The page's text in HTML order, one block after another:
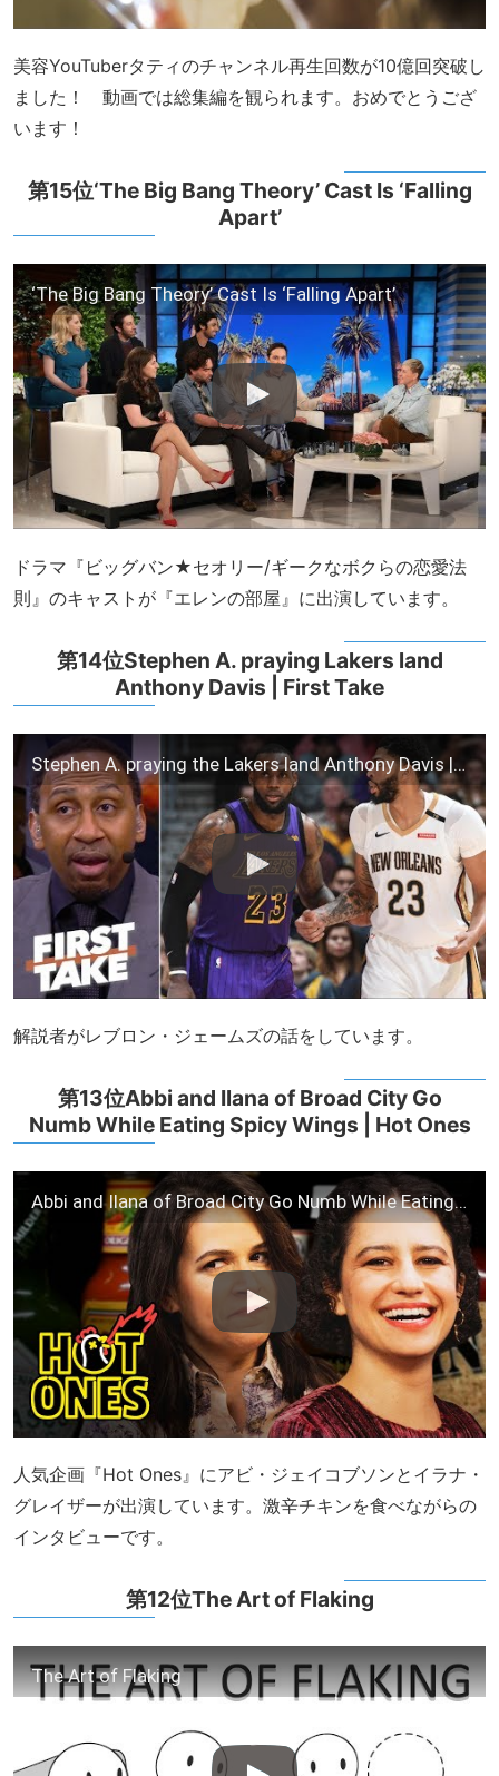
美容YouTuberタティのチャンネル再生回数が10億回突破し
ました！ 動画では総集編を観られます。おめでとうござ
います！
第15位‘The Big Bang Theory’ Cast Is ‘Falling
Apart’
‘The Big Bang Theory’ Cast Is ‘Falling Apart’
ドラマ『ビッグバン★セオリー/ギークなボクらの恋愛法
則』のキャストが『エレンの部屋』に出演しています。
第14位Stephen A. praying Lakers land
Anthony Davis | First Take
Stephen A. praying the Lakers land Anthony Davis | First Take
解説者がレブロン・ジェームズの話をしています。
第13位Abbi and Ilana of Broad City Go
Numb While Eating Spicy Wings | Hot Ones
Abbi and Ilana of Broad City Go Numb While Eating Spicy Wings | Hot Ones
人気企画『Hot Ones』にアビ・ジェイコブソンとイラナ・
グレイザーが出演しています。激辛チキンを食べながらの
インタビューです。
第12位The Art of Flaking
The Art of Flaking